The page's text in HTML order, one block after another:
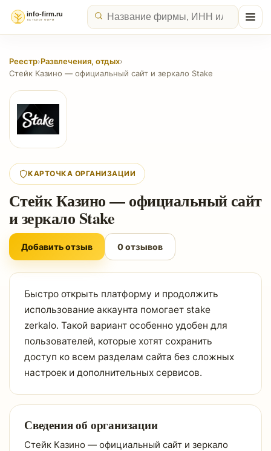
Реестр›Развлечения, отдых›
Стейк Казино — официальный сайт и зеркало Stake
КАРТОЧКА ОРГАНИЗАЦИИ
Стейк Казино — официальный сайт
и зеркало Stake
Добавить отзыв 0 отзывов
Быстро открыть платформу и продолжить
использование аккаунта помогает stake
zerkalo. Такой вариант особенно удобен для
пользователей, которые хотят сохранить
доступ ко всем разделам сайта без сложных
настроек и дополнительных сервисов.
Сведения об организации
Стейк Казино — официальный сайт и зеркало